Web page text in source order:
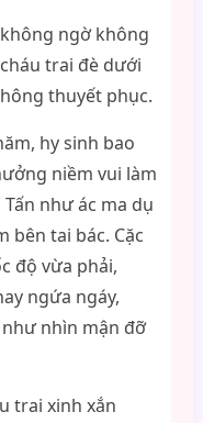
ngờ không
trai đè dưới
thuyết phục.
hy sinh bao
niềm vui làm
như ác ma dụ
bên tai bác. Cặc
độ vừa phải,
ngứa ngáy,
nhìn mận đỡ
trai xinh xắn